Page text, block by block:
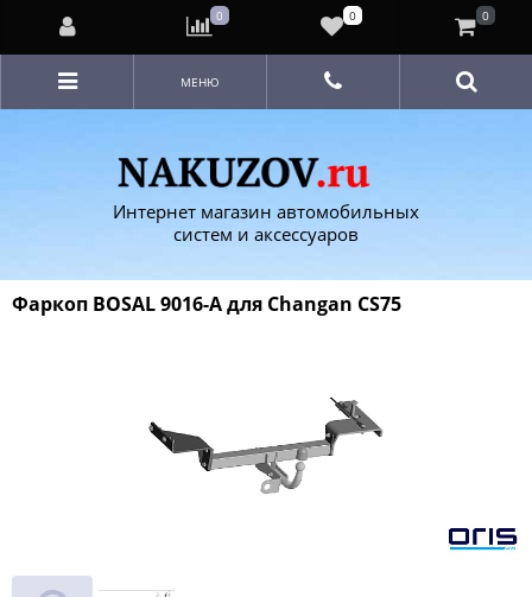
Интернет магазин автомобильных
систем и аксессуаров
МЕНЮ
Фаркоп BOSAL 9016-A для Changan CS75
0 0 0